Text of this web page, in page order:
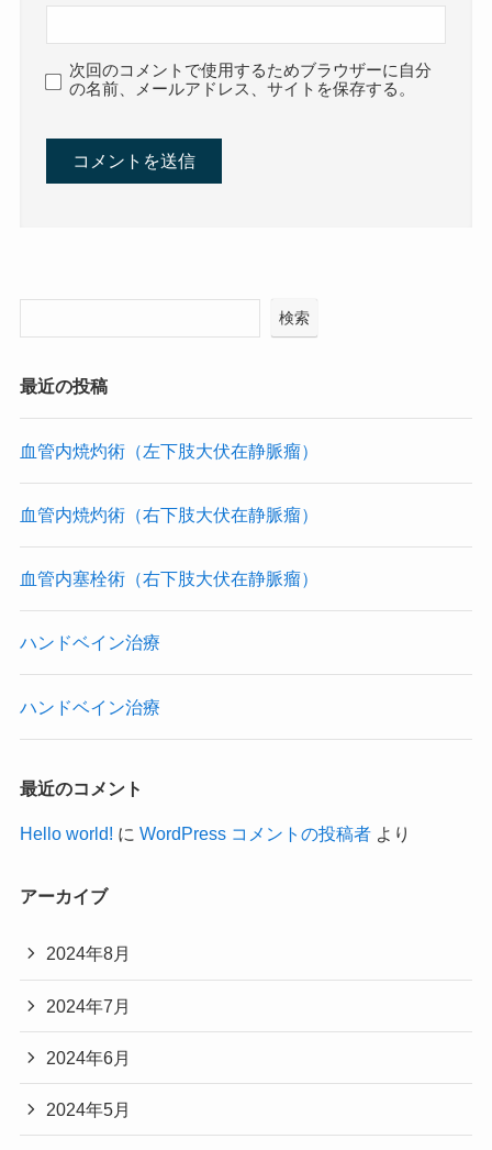
次回のコメントで使用するためブラウザーに自分
の名前、メールアドレス、サイトを保存する。
検索
最近の投稿
血管内焼灼術（左下肢大伏在静脈瘤）
血管内焼灼術（右下肢大伏在静脈瘤）
血管内塞栓術（右下肢大伏在静脈瘤）
ハンドベイン治療
ハンドベイン治療
最近のコメント
Hello world! に WordPress コメントの投稿者より
アーカイブ
2024年8月
2024年7月
2024年6月
2024年5月